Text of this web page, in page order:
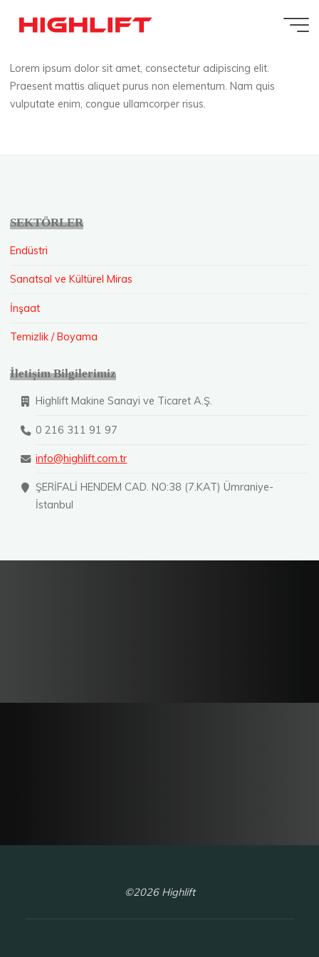
Paul Sold
Highlift
Lorem ipsum dolor sit amet, consectetur adipiscing elit.
Praesent mattis aliquet purus non elementum. Nam quis
vulputate enim, congue ullamcorper risus.
SEKTÖRLER
Endüstri
Sanatsal ve Kültürel Miras
İnşaat
Temizlik / Boyama
İletişim Bilgilerimiz
Highlift Makine Sanayi ve Ticaret A.Ş.
0 216 311 91 97
info@highlift.com.tr
ŞERİFALİ HENDEM CAD. NO:38 (7.KAT) Ümraniye-
İstanbul
©2026 Highlift